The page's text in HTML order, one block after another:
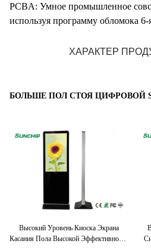
PCBA: Умное промышленное
используя программу обломока
ХАРАКТЕР
БОЛЬШЕ ПОЛ СТОЯ ЦИФРОВОЙ
Высокий Уровень Киоска Экрана
Касания Пола Высокой Эффективности